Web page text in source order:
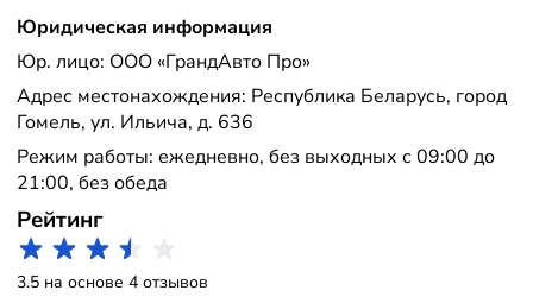
Юридическая информация
Юр. лицо: ООО «ГрандАвто Про»
Адрес местонахождения: Республика Беларусь, город
Гомель, ул. Ильича, д. 636
Режим работы: ежедневно, без выходных с 09:00 до
21:00, без обеда
Рейтинг
3.5 на основе 4 отзывов